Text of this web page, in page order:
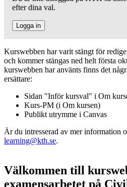
efter dina val.
Logga in
Kurswebben har varit stängt för
och kommer stängas ned helt första
kurswebben har använts finns det
ersättare:
Sidan "Inför kursval" i Om
Kurs-PM (i Om kursen)
Publikt utrymme i Canvas
Är du intresserad av mer information
learning@kth.se.
Välkommen till
examensarbetet på